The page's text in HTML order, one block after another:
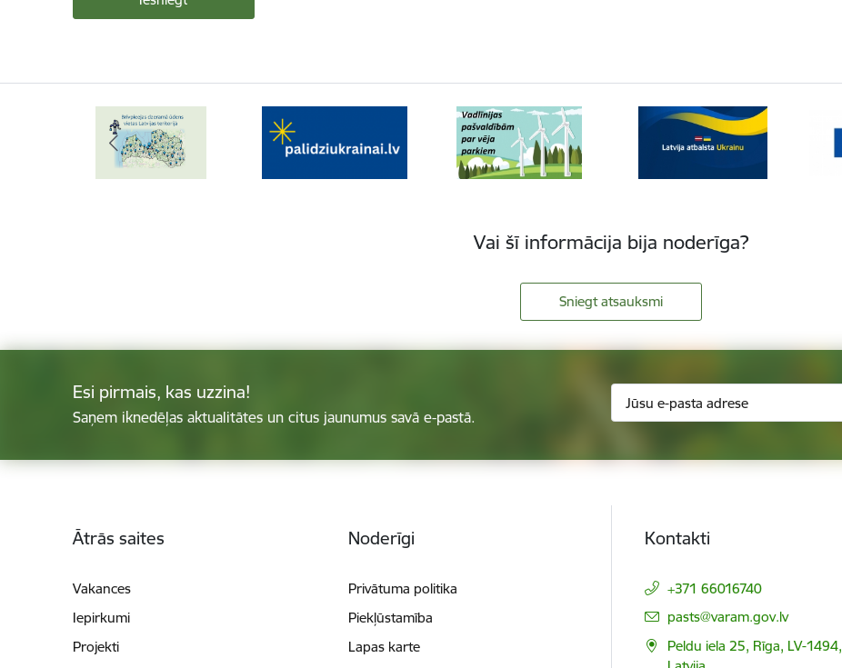
Vai šī informācija bija noderīga?
Sniegt atsauksmi
Esi pirmais, kas uzzina!
Saņem iknedēļas aktualitātes un citus jaunumus savā e-pastā.
Ātrās saites
Vakances
Iepirkumi
Projekti
Noderīgi
Privātuma politika
Piekļūstamība
Lapas karte
Kontakti
+371 66016740
E-pasts:
pasts@varam.gov.lv
Peldu iela 25, Rīga, LV-1494,